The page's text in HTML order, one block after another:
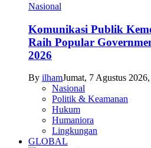
Nasional
Komunikasi Publik
Raih Popular
2026
By ilhamJumat, 7 Agustus
Nasional
Politik & Keamanan
Hukum
Humaniora
Lingkungan
GLOBAL